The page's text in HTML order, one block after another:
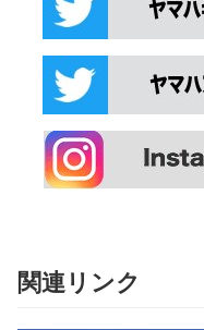
関連リンク